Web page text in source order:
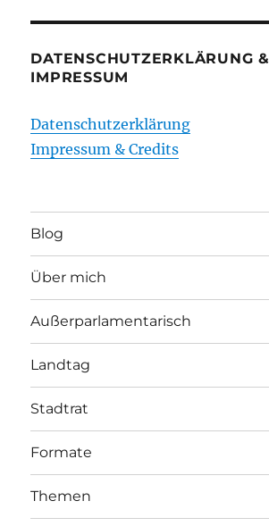
DATENSCHUTZERKLÄRUNG &
IMPRESSUM
Datenschutzerklärung
Impressum & Credits
Blog
Über mich
Außerparlamentarisch
Landtag
Stadtrat
Formate
Themen